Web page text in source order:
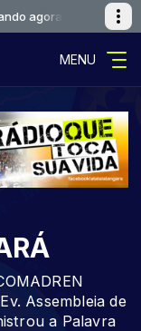
agora: [01] Kleber
MENU
Assembleia de
a Palavra